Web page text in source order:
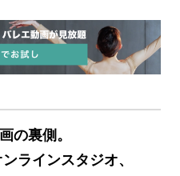
の裏側。
ラインスタジオ、